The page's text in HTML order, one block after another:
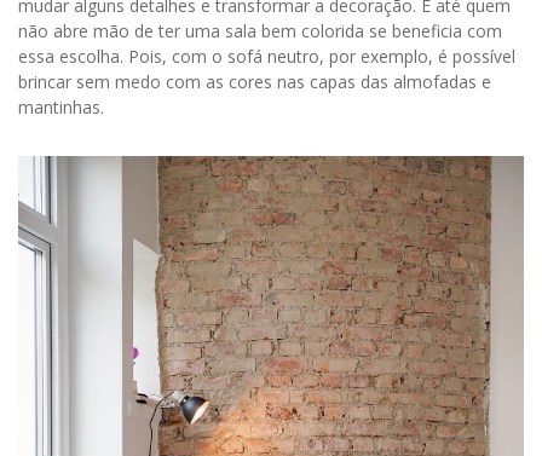
mudar alguns detalhes e transformar a decoração. E até quem
não abre mão de ter uma sala bem colorida se beneficia com
essa escolha. Pois, com o sofá neutro, por exemplo, é possível
brincar sem medo com as cores nas capas das almofadas e
mantinhas.